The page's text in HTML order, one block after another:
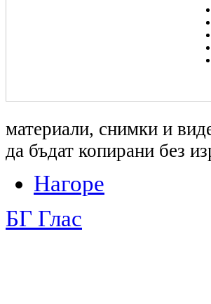
материали, снимки и
да бъдат копирани без
Нагоре
БГ Глас